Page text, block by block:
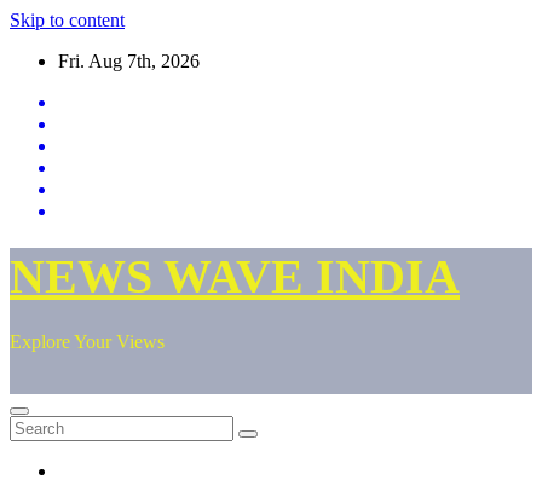
Skip to content
Fri. Aug 7th, 2026
NEWS WAVE INDIA
Explore Your Views